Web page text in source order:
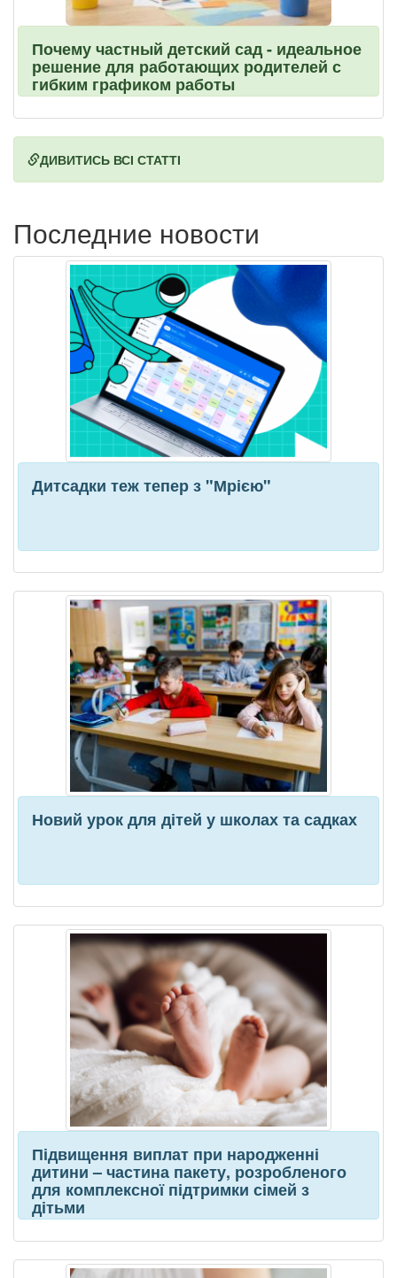
Почему частный детский сад - идеальное
решение для работающих родителей с
гибким графиком работы
ДИВИТИСЬ ВСІ СТАТТІ
Последние новости
Дитсадки теж тепер з "Мрією"
Новий урок для дітей у школах та садках
Підвищення виплат при народженні
дитини – частина пакету, розробленого
для комплексної підтримки сімей з
дітьми